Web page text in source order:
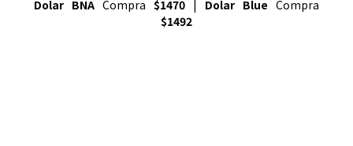
Dolar BNA Compra $1470 | Dolar Blue Compra
$1492